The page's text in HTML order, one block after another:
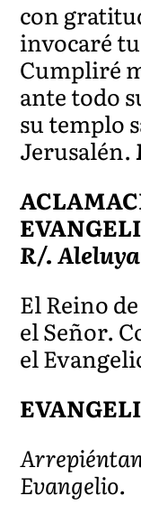
con
invocaré
Cumpliré
ante todo
su templo
Jerusalén.
R/.
El Reino
el Señor.
el
Evangelio.